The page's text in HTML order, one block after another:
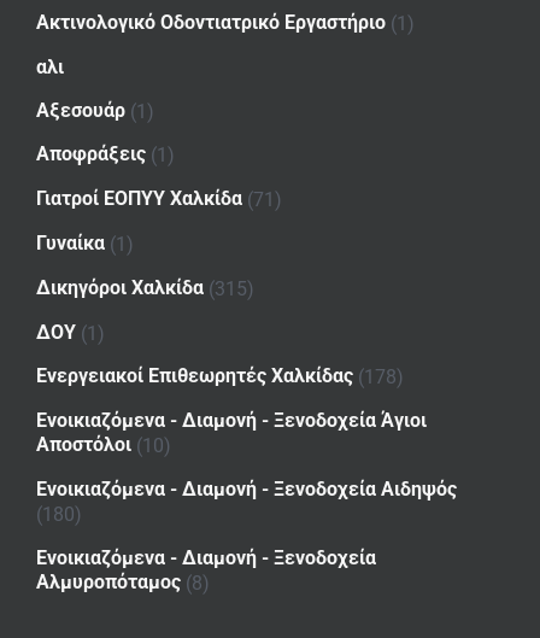
Ακτινολογικό Οδοντιατρικό Εργαστήριο (1)
αλι
Αξεσουάρ (1)
Αποφράξεις (1)
Γιατροί ΕΟΠΥΥ Χαλκίδα (71)
Γυναίκα (1)
Δικηγόροι Χαλκίδα (315)
ΔΟΥ (1)
Ενεργειακοί Επιθεωρητές Χαλκίδας (178)
Ενοικιαζόμενα - Διαμονή - Ξενοδοχεία Άγιοι
Αποστόλοι (10)
Ενοικιαζόμενα - Διαμονή - Ξενοδοχεία Αιδηψός
(180)
Ενοικιαζόμενα - Διαμονή - Ξενοδοχεία
Αλμυροπόταμος (8)